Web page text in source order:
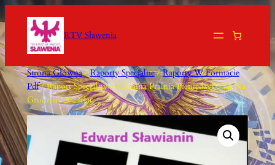
Do
Treści
RTV Sławenia
Strona Główna/Raporty Specjalne/Raporty W Formacie
Pdf/ Raport Specjalny – Ukraina Pralnia Pieniędzy? Stan Na
Grudzień 2022rłac